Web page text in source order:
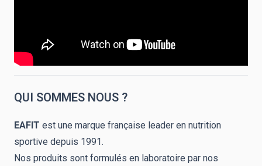
QUI SOMMES NOUS ?
EAFIT est une marque française leader en nutrition
sportive depuis 1991.
Nos produits sont formulés en laboratoire par nos